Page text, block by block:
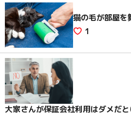
猫の毛が部屋を
1
大家さんが保証会社利用はダメだ